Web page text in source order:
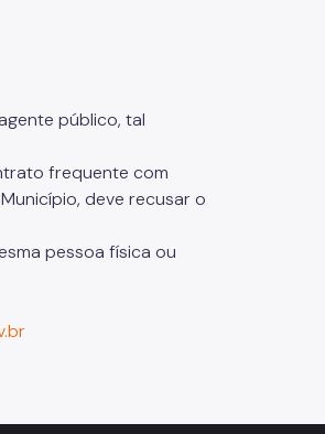
público, tal
frequente com
deve recusar o
pessoa física ou